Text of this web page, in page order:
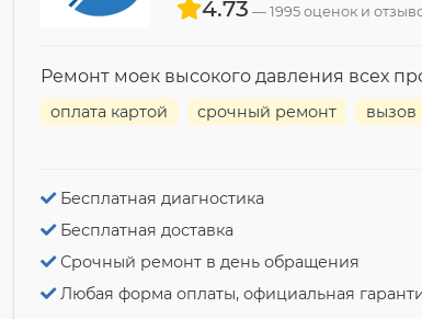
4.73 1995 оценок и
Ремонт моек высокого давления всех
оплата картой срочный ремонт вызов
Бесплатная диагностика
Бесплатная доставка
Срочный ремонт в день обращения
Любая форма оплаты, официальная